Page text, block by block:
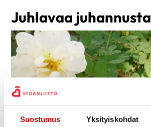
Suostumus Yksityiskohdat
Juhlavaa juhannusta